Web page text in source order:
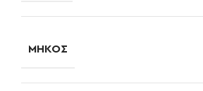
ΜΉΚΟΣ